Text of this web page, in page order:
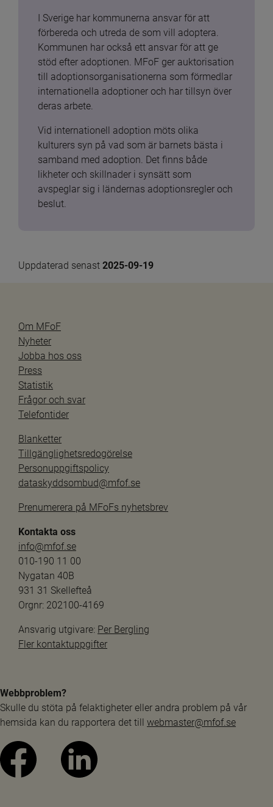
I Sverige har kommunerna ansvar för att
förbereda och utreda de som vill adoptera.
Kommunen har också ett ansvar för att ge
stöd efter adoptionen. MFoF ger auktorisation
till adoptionsorganisationerna som förmedlar
internationella adoptioner och har tillsyn över
deras arbete.
Vid internationell adoption möts olika
kulturers syn på vad som är barnets bästa i
samband med adoption. Det finns både
likheter och skillnader i synsätt som
avspeglar sig i ländernas adoptionsregler och
beslut.
Uppdaterad senast 2025-09-19
Om MFoF
Nyheter
Jobba hos oss
Press
Statistik
Frågor och svar
Telefontider
Blanketter
Tillgänglighetsredogörelse
Personuppgiftspolicy
dataskyddsombud@mfof.se
Prenumerera på MFoFs nyhetsbrev
Kontakta oss
info@mfof.se
010-190 11 00
Nygatan 40B
931 31 Skellefteå
Orgnr: 202100-4169
Ansvarig utgivare: Per Bergling
Fler kontaktuppgifter
Webbproblem?
Skulle du stöta på felaktigheter eller andra problem på vår
hemsida kan du rapportera det till webmaster@mfof.se